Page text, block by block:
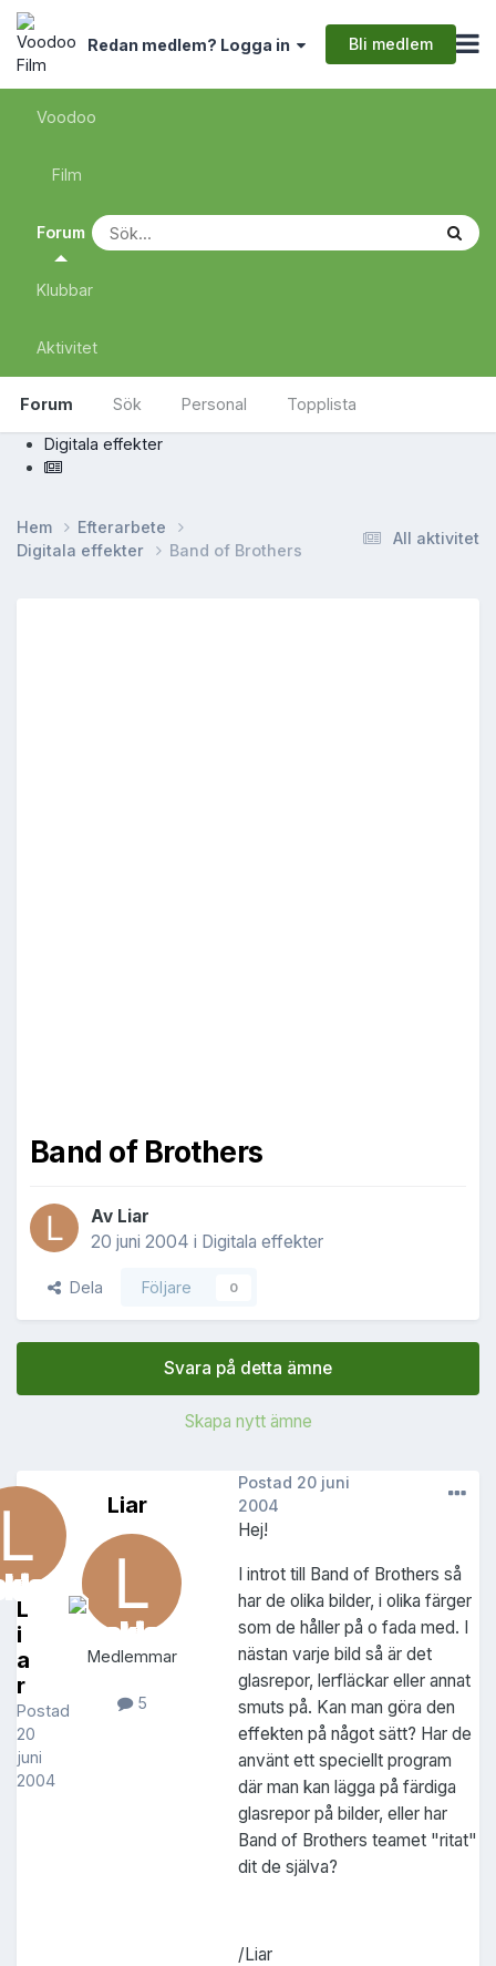
Redan medlem? Logga in Bli medlem
Voodoo
Film
Forum
Forum Sök Personal Topplista
Klubbar
Aktivitet
Digitala effekter
All aktivitet
Hem
Efterarbete
Digitala effekter
Band of Brothers
Band of Brothers
Av Liar
20 juni 2004 i Digitala effekter
Dela Följare 0
Svara på detta ämne
Skapa nytt ämne
L
i
a
r
Postad
20
juni
2004
Liar
Medlemmar
5
Postad 20 juni
2004
Hej!
I introt till Band of Brothers så
har de olika bilder, i olika färger
som de håller på o fada med. I
nästan varje bild så är det
glasrepor, lerfläckar eller annat
smuts på. Kan man göra den
effekten på något sätt? Har de
använt ett speciellt program
där man kan lägga på färdiga
glasrepor på bilder, eller har
Band of Brothers teamet "ritat"
dit de själva?
/Liar